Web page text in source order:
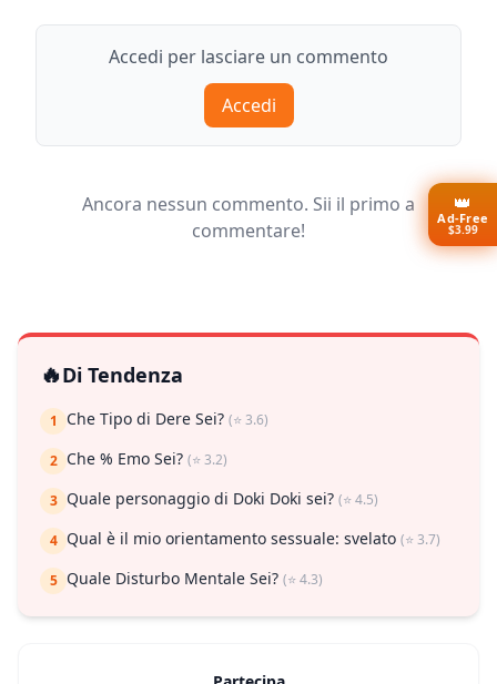
Accedi per lasciare un commento
Accedi
Ancora nessun commento. Sii il primo a
commentare!
🔥Di Tendenza
1 Che Tipo di Dere Sei? (⭐ 3.6)
2 Che % Emo Sei? (⭐ 3.2)
3 Quale personaggio di Doki Doki sei? (⭐ 4.5)
4 Qual è il mio orientamento sessuale: svelato (⭐ 3.7)
5 Quale Disturbo Mentale Sei? (⭐ 4.3)
👑
Ad-Free
$3.99